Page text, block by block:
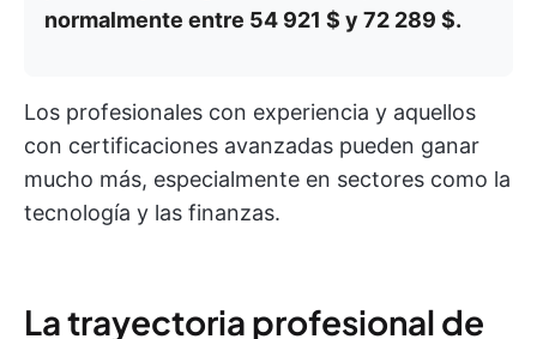
normalmente entre 54 921 $ y 72 289 $.
Los profesionales con experiencia y aquellos
con certificaciones avanzadas pueden ganar
mucho más, especialmente en sectores como la
tecnología y las finanzas.
La trayectoria profesional de